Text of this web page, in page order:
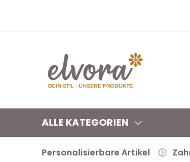
ALLE KATEGORIEN
Personalisierbare Artikel